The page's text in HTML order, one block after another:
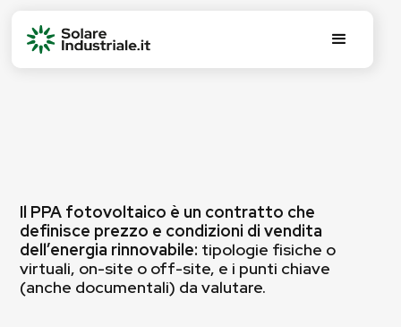
Il PPA fotovoltaico è un contratto che
definisce prezzo e condizioni di vendita
dell’energia rinnovabile: tipologie fisiche o
virtuali, on-site o off-site, e i punti chiave
(anche documentali) da valutare.